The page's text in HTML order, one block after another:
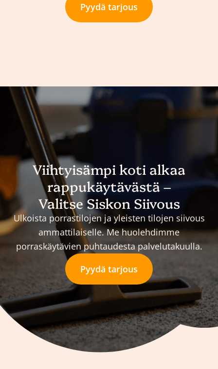
Pyydä tarjous
Viihtyisämpi koti alkaa
rappukäytävästä –
Valitse Siskon Siivous
Ulkoista porrastilojen ja yleisten tilojen siivous
ammattilaiselle. Me huolehdimme
porraskäytävien puhtaudesta palvelutakuulla.
Pyydä tarjous